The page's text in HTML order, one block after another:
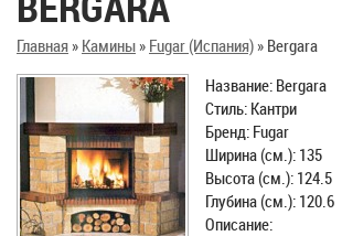
Главная» Камины» Fugar (Испания)» Bergara
Название: Bergara
Стиль: Кантри
Бренд: Fugar
Ширина (см.): 135
Высота (см.): 124.5
Глубина (см.): 120.6
Описание: